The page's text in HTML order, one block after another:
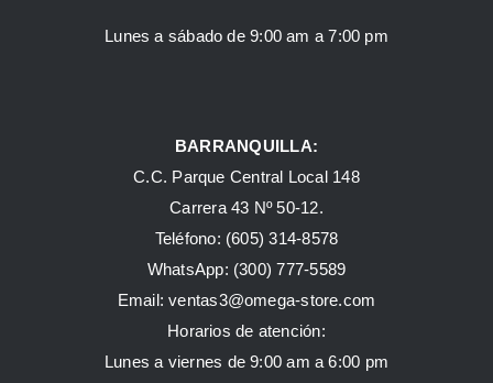
Lunes a sábado de 9:00 am a 7:00 pm
BARRANQUILLA:
C.C. Parque Central Local 148
Carrera 43 Nº 50-12.
Teléfono: (605) 314-8578
WhatsApp: (300) 777-5589
Email: ventas3@omega-store.com
Horarios de atención:
Lunes a viernes de 9:00 am a 6:00 pm